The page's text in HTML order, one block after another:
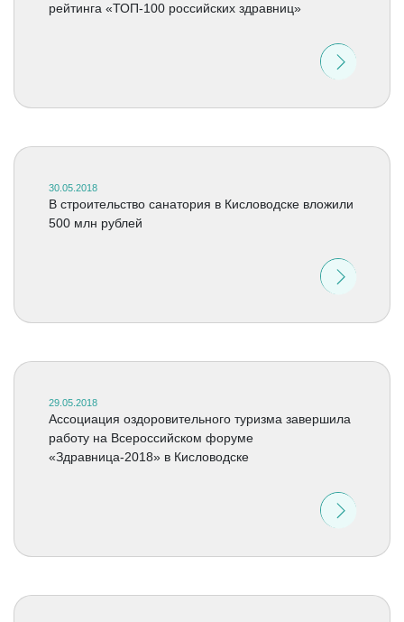
рейтинга «ТОП-100 российских здравниц»
30.05.2018
В строительство санатория в Кисловодске вложили
500 млн рублей
29.05.2018
Ассоциация оздоровительного туризма завершила
работу на Всероссийском форуме
«Здравница-2018» в Кисловодске